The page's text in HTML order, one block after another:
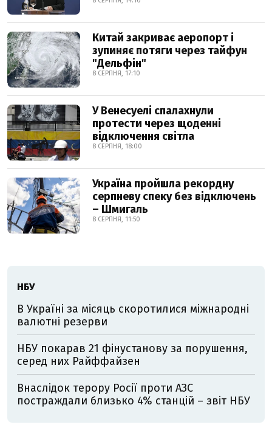
Китай закриває аеропорт і
зупиняє потяги через тайфун
"Дельфін"
8 СЕРПНЯ, 17:10
У Венесуелі спалахнули
протести через щоденні
відключення світла
8 СЕРПНЯ, 18:00
Україна пройшла рекордну
серпневу спеку без відключень
– Шмигаль
8 СЕРПНЯ, 11:50
НБУ
В Україні за місяць скоротилися міжнародні
валютні резерви
НБУ покарав 21 фінустанову за порушення,
серед них Райффайзен
Внаслідок терору Росії проти АЗС
постраждали близько 4% станцій – звіт НБУ